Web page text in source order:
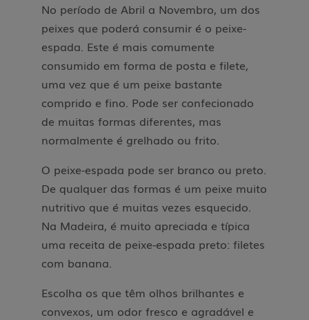
No período de Abril a Novembro, um dos
peixes que poderá consumir é o peixe-
espada. Este é mais comumente
consumido em forma de posta e filete,
uma vez que é um peixe bastante
comprido e fino. Pode ser confecionado
de muitas formas diferentes, mas
normalmente é grelhado ou frito.
O peixe-espada pode ser branco ou preto.
De qualquer das formas é um peixe muito
nutritivo que é muitas vezes esquecido.
Na Madeira, é muito apreciada e típica
uma receita de peixe-espada preto: filetes
com banana.
Escolha os que têm olhos brilhantes e
convexos, um odor fresco e agradável e